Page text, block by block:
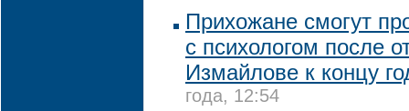
Прихожане смогут
с психологом после
Измайлове к концу
года, 12:54